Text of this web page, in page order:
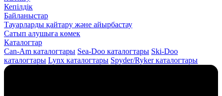
Кепілдік
Байланыстар
Тауарларды қайтару және айырбастау
Сатып алушыға көмек
Каталогтар
Can-Am каталогтары Sea-Doo каталогтары Ski-Doo
каталогтары Lynx каталогтары Spyder/Ryker каталогтары